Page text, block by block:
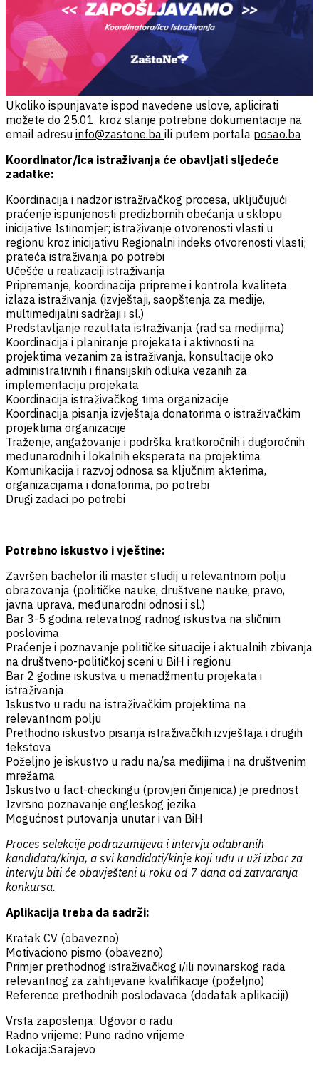
Ukoliko ispunjavate ispod navedene uslove, aplicirati
možete do 25.01. kroz slanje potrebne dokumentacije na
email adresu info@zastone.ba ili putem portala posao.ba
Koordinator/ica istraživanja će obavljati sljedeće
zadatke:
Koordinacija i nadzor istraživačkog procesa, uključujući
praćenje ispunjenosti predizbornih obećanja u sklopu
inicijative Istinomjer; istraživanje otvorenosti vlasti u
regionu kroz inicijativu Regionalni indeks otvorenosti vlasti;
prateća istraživanja po potrebi
Učešće u realizaciji istraživanja
Pripremanje, koordinacija pripreme i kontrola kvaliteta
izlaza istraživanja (izvještaji, saopštenja za medije,
multimedijalni sadržaji i sl.)
Predstavljanje rezultata istraživanja (rad sa medijima)
Koordinacija i planiranje projekata i aktivnosti na
projektima vezanim za istraživanja, konsultacije oko
administrativnih i finansijskih odluka vezanih za
implementaciju projekata
Koordinacija istraživačkog tima organizacije
Koordinacija pisanja izvještaja donatorima o istraživačkim
projektima organizacije
Traženje, angažovanje i podrška kratkoročnih i dugoročnih
međunarodnih i lokalnih eksperata na projektima
Komunikacija i razvoj odnosa sa ključnim akterima,
organizacijama i donatorima, po potrebi
Drugi zadaci po potrebi
Potrebno iskustvo i vještine:
Završen bachelor ili master studij u relevantnom polju
obrazovanja (političke nauke, društvene nauke, pravo,
javna uprava, međunarodni odnosi i sl.)
Bar 3-5 godina relevatnog radnog iskustva na sličnim
poslovima
Praćenje i poznavanje političke situacije i aktualnih zbivanja
na društveno-političkoj sceni u BiH i regionu
Bar 2 godine iskustva u menadžmentu projekata i
istraživanja
Iskustvo u radu na istraživačkim projektima na
relevantnom polju
Prethodno iskustvo pisanja istraživačkih izvještaja i drugih
tekstova
Poželjno je iskustvo u radu na/sa medijima i na društvenim
mrežama
Iskustvo u fact-checkingu (provjeri činjenica) je prednost
Izvrsno poznavanje engleskog jezika
Mogućnost putovanja unutar i van BiH
Proces selekcije podrazumijeva i intervju odabranih
kandidata/kinja, a svi kandidati/kinje koji uđu u uži izbor za
intervju biti će obavješteni u roku od 7 dana od zatvaranja
konkursa.
Aplikacija treba da sadrži:
Kratak CV (obavezno)
Motivaciono pismo (obavezno)
Primjer prethodnog istraživačkog i/ili novinarskog rada
relevantnog za zahtijevane kvalifikacije (poželjno)
Reference prethodnih poslodavaca (dodatak aplikaciji)
Vrsta zaposlenja: Ugovor o radu
Radno vrijeme: Puno radno vrijeme
Lokacija:Sarajevo